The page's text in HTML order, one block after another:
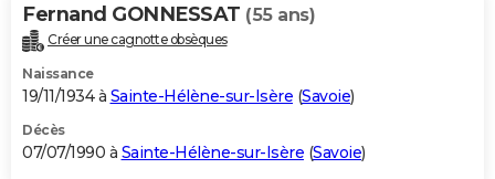
Fernand GONNESSAT (55 ans)
Créer une cagnotte obsèques
Naissance
19/11/1934 à Sainte-Hélène-sur-Isère (Savoie)
Décès
07/07/1990 à Sainte-Hélène-sur-Isère (Savoie)